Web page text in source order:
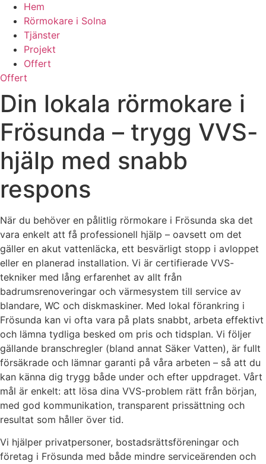
Hem
Rörmokare i Solna
Tjänster
Projekt
Offert
Offert
Din lokala rörmokare i
Frösunda – trygg VVS-
hjälp med snabb
respons
När du behöver en pålitlig rörmokare i Frösunda ska det
vara enkelt att få professionell hjälp – oavsett om det
gäller en akut vattenläcka, ett besvärligt stopp i avloppet
eller en planerad installation. Vi är certifierade VVS-
tekniker med lång erfarenhet av allt från
badrumsrenoveringar och värmesystem till service av
blandare, WC och diskmaskiner. Med lokal förankring i
Frösunda kan vi ofta vara på plats snabbt, arbeta effektivt
och lämna tydliga besked om pris och tidsplan. Vi följer
gällande branschregler (bland annat Säker Vatten), är fullt
försäkrade och lämnar garanti på våra arbeten – så att du
kan känna dig trygg både under och efter uppdraget. Vårt
mål är enkelt: att lösa dina VVS-problem rätt från början,
med god kommunikation, transparent prissättning och
resultat som håller över tid.
Vi hjälper privatpersoner, bostadsrättsföreningar och
företag i Frösunda med både mindre serviceärenden och